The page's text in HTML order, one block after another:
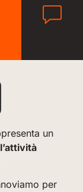
un
per